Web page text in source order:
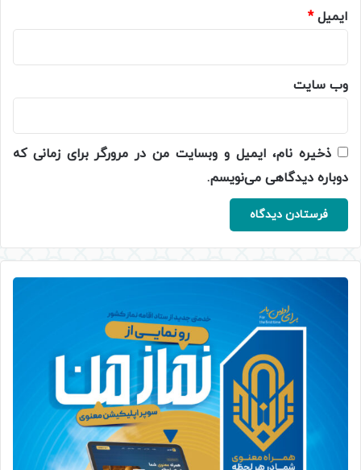
ایمیل*
وب‌ سایت
ذخیره نام، ایمیل و وبسایت من در مرورگر برای زمانی که
دوباره دیدگاهی می‌نویسم.